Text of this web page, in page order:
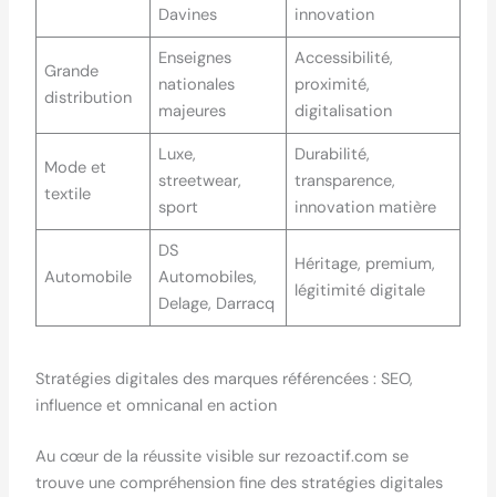
Davines
innovation
Grande
distribution
Enseignes
nationales
majeures
Accessibilité,
proximité,
digitalisation
Mode et
textile
Luxe,
streetwear,
sport
Durabilité,
transparence,
innovation matière
Automobile
DS
Automobiles,
Delage, Darracq
Héritage, premium,
légitimité digitale
Stratégies digitales des marques référencées : SEO,
influence et omnicanal en action
Au cœur de la réussite visible sur rezoactif.com se
trouve une compréhension fine des stratégies digitales